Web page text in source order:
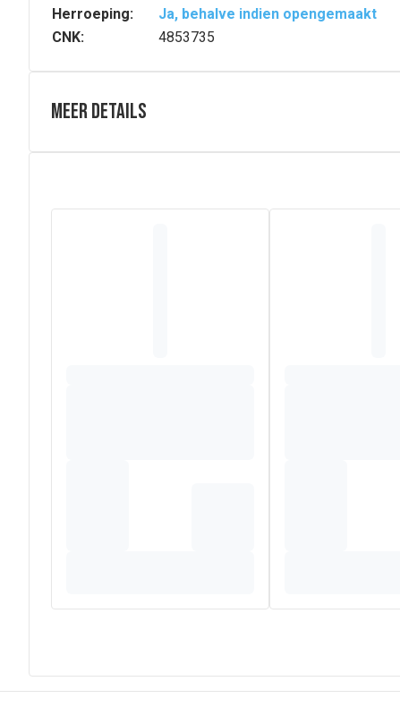
Herroeping:
Ja, behalve indien opengemaakt
CNK:
4853735
Meer details
De Prime fopspeen is gemaakt van hoogwaardige